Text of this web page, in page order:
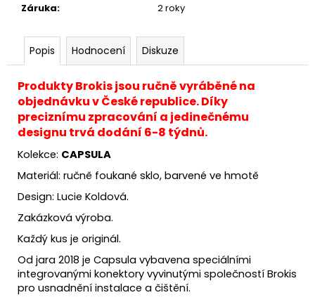
Záruka: 2 roky
Popis Hodnocení Diskuze
Produkty Brokis jsou ručně vyráběné na
objednávku v České republice. Díky
preciznímu zpracování a jedinečnému
designu trvá dodání 6-8 týdnů.
Kolekce: CAPSULA
Materiál: ručně foukané sklo, barvené ve hmotě
Design: Lucie Koldová.
Zakázková výroba.
Každý kus je originál.
Od jara 2018 je Capsula vybavena speciálními
integrovanými konektory vyvinutými společností Brokis
pro usnadnění instalace a čištění.